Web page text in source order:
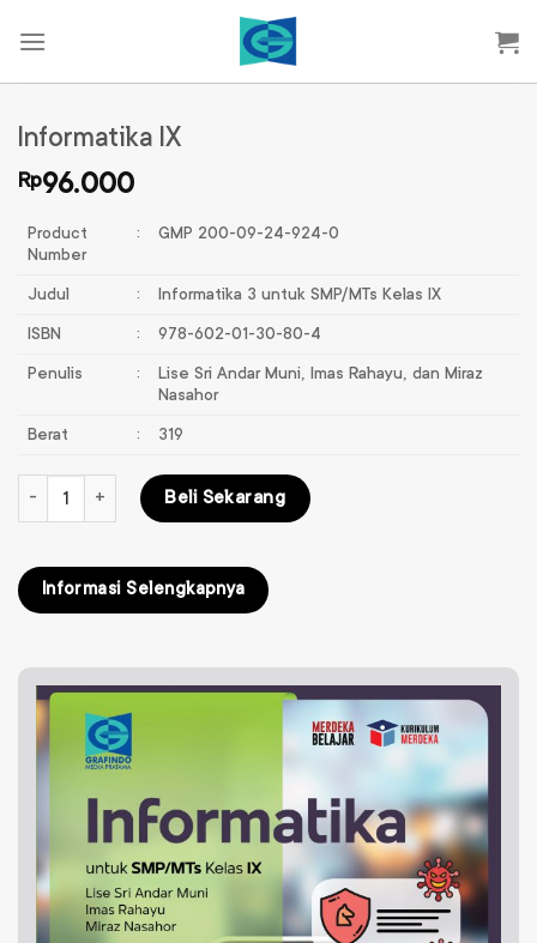
Informatika IX
Rp96.000
Product
Number
: GMP 200-09-24-924-0
Judul : Informatika 3 untuk SMP/MTs Kelas IX
ISBN : 978-602-01-30-80-4
Penulis :
Lise Sri Andar Muni, Imas Rahayu, dan Miraz
Nasahor
Berat : 319
Kuantitas Informatika IX
Beli Sekarang
Informasi Selengkapnya